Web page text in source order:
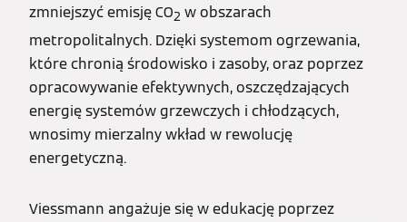
zmniejszyć emisję CO2 w obszarach
metropolitalnych. Dzięki systemom ogrzewania,
które chronią środowisko i zasoby, oraz poprzez
opracowywanie efektywnych, oszczędzających
energię systemów grzewczych i chłodzących,
wnosimy mierzalny wkład w rewolucję
energetyczną.
Viessmann angażuje się w edukację poprzez